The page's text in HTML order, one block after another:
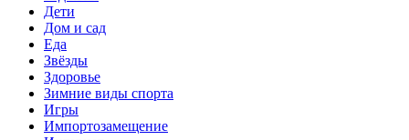
Дети
Дом и сад
Еда
Звёзды
Здоровье
Зимние виды спорта
Игры
Импортозамещение